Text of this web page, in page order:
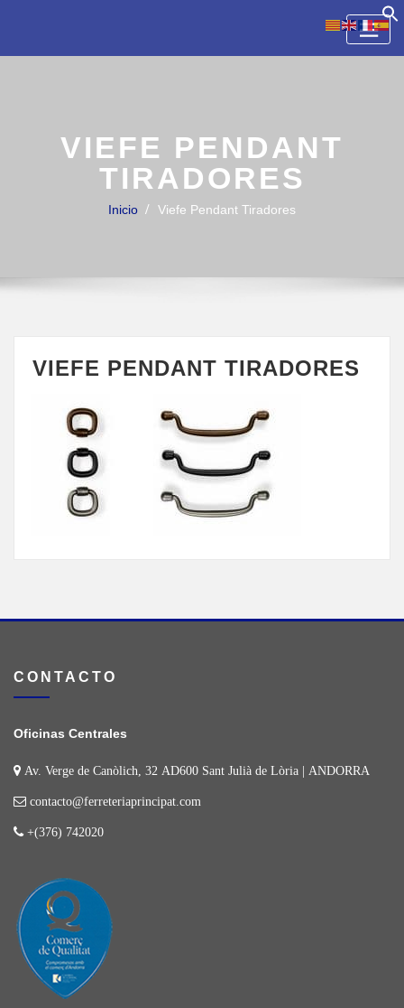
content
VIEFE PENDANT
TIRADORES
Inicio Viefe Pendant Tiradores
VIEFE PENDANT TIRADORES
CONTACTO
Oficinas Centrales
Av. Verge de Canòlich, 32 AD600 Sant Julià de Lòria | ANDORRA
contacto@ferreteriaprincipat.com
+(376) 742020